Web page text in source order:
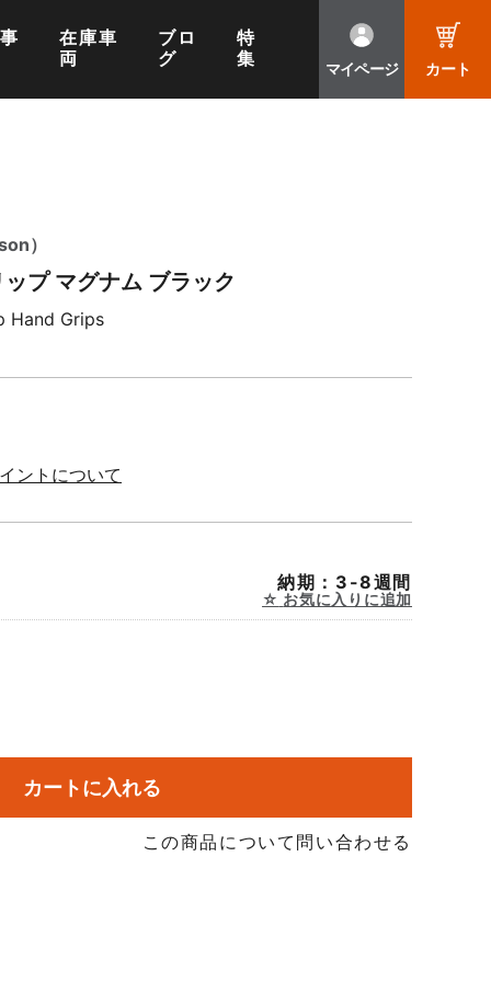
在庫車
両
ブロ
グ
特
集
マイページ カート
）
プ マグナム ブラック
Hand Grips
ントについて
納期：3-8週間
お気に入りに追加
カートに入れる
この商品について問い合わせる